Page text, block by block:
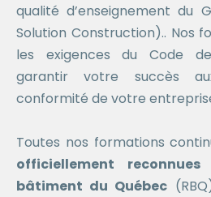
qualité d’enseignement du
Solution Construction).. Nos
les exigences du Code
garantir votre succès
conformité de votre
Toutes nos formations
officiellement
bâtiment du Québec